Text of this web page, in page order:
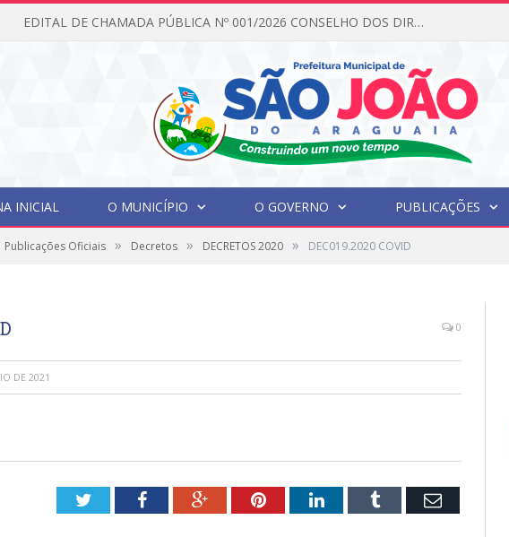
EDITAL DE CHAMADA PÚBLICA Nº 001/2026 CONSELHO DOS DIREITOS DA CRIANÇA E DO ADOLESCENTE
INICIAL O MUNICÍPIO O GOVERNO PUBLICAÇÕES
Publicações Oficiais » Decretos » DECRETOS 2020 » DEC019.2020 COVID
0
DE 2021
TwitterFacebookGoogle+PinterestLinkedInTumblr Email